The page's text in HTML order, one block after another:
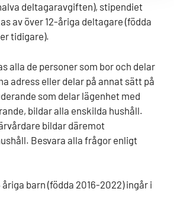
deltagaravgiften), stipendiet
av över 12-åriga deltagare (födda
tidigare).
alla de personer som bor och delar
adress eller delar på annat sätt på
som delar lägenhet med
bildar alla enskilda hushåll.
bildar däremot
Besvara alla frågor enligt
barn (födda 2016-2022) ingår i